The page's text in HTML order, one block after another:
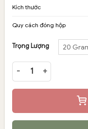
1,300,000₫
Kích thước
Quy cách đóng hộp
Trọng Lượng 20
Trầm miếng chân sam